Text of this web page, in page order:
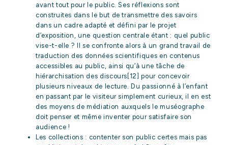
avant tout pour le public. Ses réflexions sont
construites dans le but de transmettre des savoirs
dans un cadre adapté et défini par le projet
d’exposition, une question centrale étant : quel public
vise-t-elle ? Il se confronte alors à un grand travail de
traduction des données scientifiques en contenus
accessibles au public, ainsi qu’à une tâche de
hiérarchisation des discours [12] pour concevoir
plusieurs niveaux de lecture. Du passionné à l’enfant
en passant par le visiteur simplement curieux, il en est
des moyens de médiation auxquels le muséographe
doit penser et même inventer pour satisfaire son
audience !
Les collections : contenter son public certes mais pas